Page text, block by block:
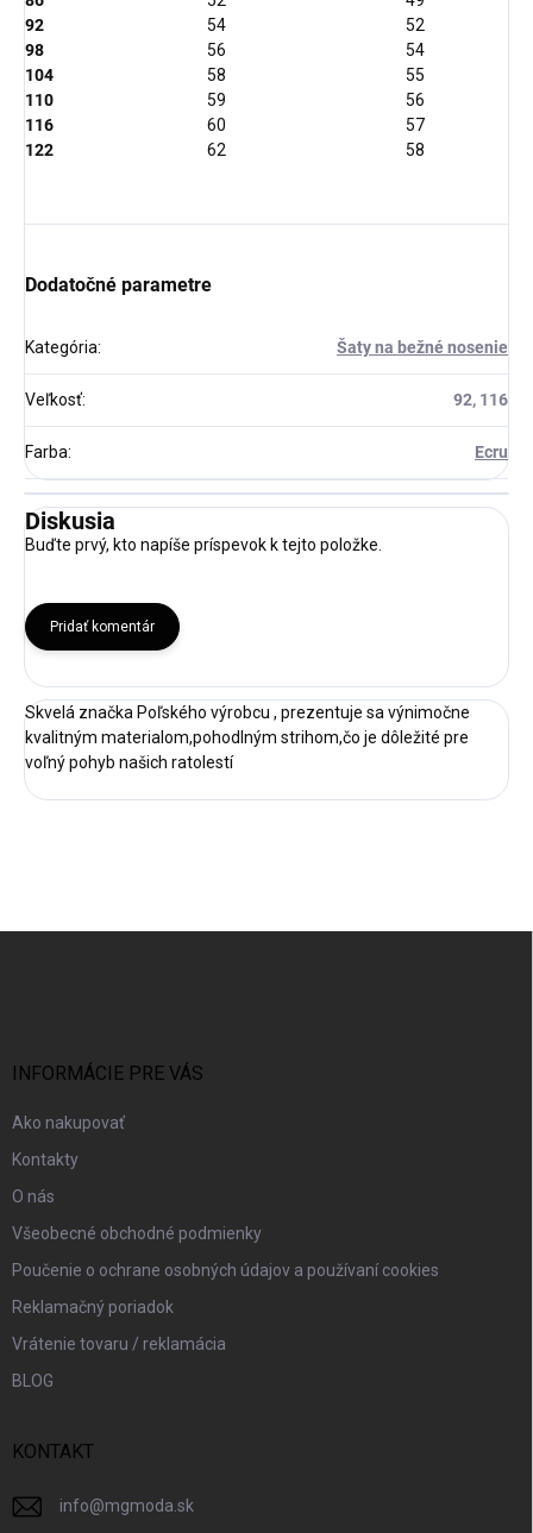
92
54
52
98
56
54
104
58
55
110
59
56
116
60
57
122
62 58
Dodatočné parametre
Kategória: Šaty na bežné nosenie
Veľkosť: 92, 116
Farba: Ecru
Diskusia
Buďte prvý, kto napíše príspevok k tejto položke.
Pridať komentár
Skvelá značka Poľského výrobcu , prezentuje sa výnimočne
kvalitným materialom,pohodlným strihom,čo je dôležité pre
voľný pohyb našich ratolestí
INFORMÁCIE PRE VÁS
Ako nakupovať
Kontakty
O nás
Všeobecné obchodné podmienky
Poučenie o ochrane osobných údajov a používaní cookies
Reklamačný poriadok
Vrátenie tovaru / reklamácia
BLOG
KONTAKT
info@mgmoda.sk